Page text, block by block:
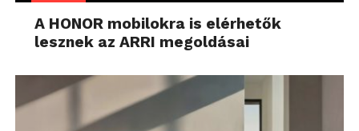
A HONOR mobilokra is elérhetők
lesznek az ARRI megoldásai